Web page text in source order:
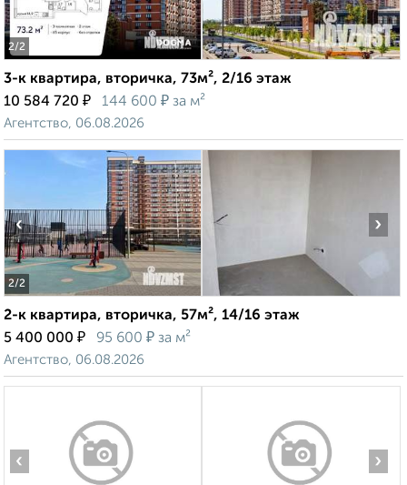
2/2
3-к квартира, вторичка, 73м², 2/16 этаж
10 584 720 ₽ 144 600 ₽ за м²
Агентство, 06.08.2026
2/2
‹ ›
2-к квартира, вторичка, 57м², 14/16 этаж
5 400 000 ₽ 95 600 ₽ за м²
Агентство, 06.08.2026
‹ ›